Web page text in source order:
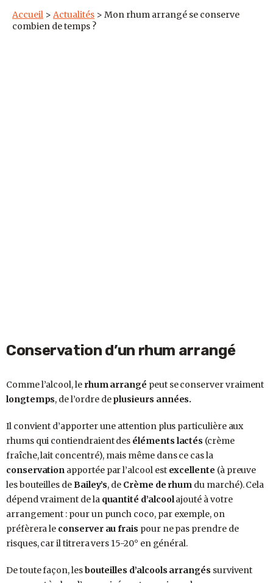
Accueil > Actualités > Mon rhum arrangé se conserve
combien de temps ?
Conservation d’un rhum arrangé
Comme l’alcool, le rhum arrangé peut se conserver vraiment
longtemps, de l’ordre deplusieurs années.
Il convient d’apporter une attention plus particulière aux
rhums qui contiendraient des éléments lactés (crème
fraîche, lait concentré), mais même dans ce cas la
conservation apportée par l’alcool est excellente (à preuve
les bouteilles deBailey’s, de Crème de rhum du marché). Cela
dépend vraiment de la quantité d’alcoolajouté à votre
arrangement : pour un punch coco, par exemple, on
préfèrera le conserver au frais pour ne pas prendre de
risques, car il titrera vers 15-20° en général.
De toute façon, lesbouteilles d’alcools arrangés survivent